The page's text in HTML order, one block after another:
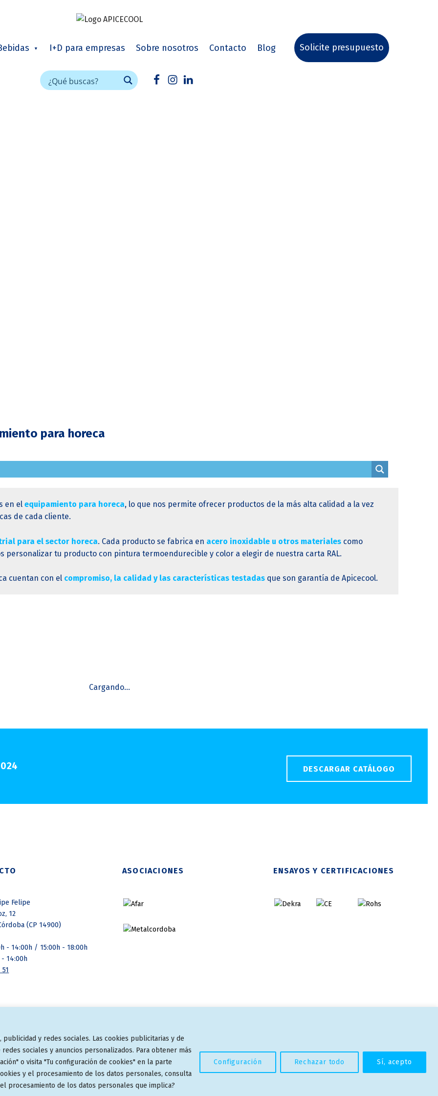
y redes sociales. Las cookies publicitarias y de
sociales y anuncios personalizados. Para obtener más
o visita "Tu configuración de cookies" en la parte
y el procesamiento de los datos personales, consulta
procesamiento de los datos personales que implica?
Configuración Rechazar todo Sí, acepto
I+D para empresas Sobre nosotros Contacto Blog Solicite presupuesto
para horeca
en el equipamiento para horeca, lo que nos permite ofrecer productos de la más alta calidad a la vez
de cada cliente.
para el sector horeca. Cada producto se fabrica en acero inoxidable u otros materialescomo
personalizar tu producto con pintura termoendurecible y color a elegir de nuestra carta RAL.
cuentan con el compromiso, la calidad y las características testadasque son garantía de Apicecool.
DESCARGAR CATÁLOGO
Felipe
12
(CP 14900)
- 14:00h / 15:00h - 18:00h
- 14:00h
ASOCIACIONES ENSAYOS Y CERTIFICACIONES
Facebook
Instagram
LinkedinBack to top ↑